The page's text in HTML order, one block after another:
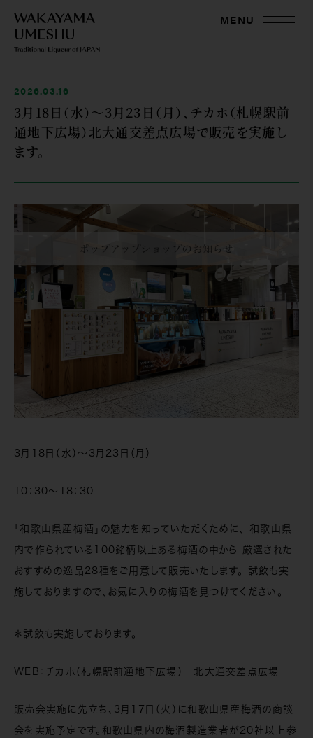
MENU
2026.03.16
3月18日（水）～3月23日（月）、チカホ（札幌駅前
通地下広場）北大通交差点広場で販売を実施し
ます。
3月18日（水）～3月23日（月）
10：30～18：30
「和歌山県産梅酒」の魅力を知っていただくために、 和歌山県
内で作られている100銘柄以上ある梅酒の中から 厳選された
おすすめの逸品28種をご用意して販売いたします。 試飲も実
施しておりますので、お気に入りの梅酒を見つけてください。
＊試飲も実施しております。
WEB： チカホ（札幌駅前通地下広場） 北大通交差点広場
販売会実施に先立ち、3月17日（火）に和歌山県産梅酒の商談
会を実施予定です。和歌山県内の梅酒製造業者が20社以上参